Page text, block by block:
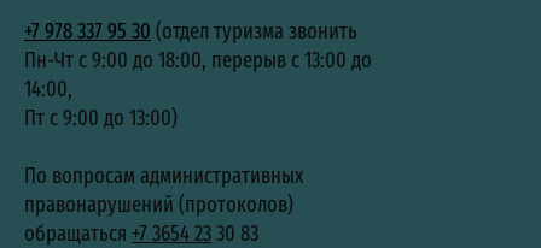
+7 978 337 95 30 (отдел туризма звонить
Пн-Чт с 9:00 до 18:00, перерыв с 13:00 до
14:00,
Пт с 9:00 до 13:00)
По вопросам административных
правонарушений (протоколов)
обращаться +7 3654 2330 83